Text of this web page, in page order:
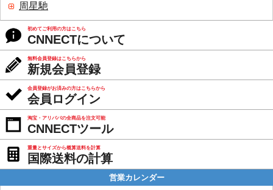
周星馳
初めてご利用の方はこちら
CNNECTについて
無料会員登録はこちらから
新規会員登録
会員登録がお済みの方はこちらから
会員ログイン
淘宝・アリババの全商品を注文可能
CNNECTツール
重量とサイズから概算送料を計算
国際送料の計算
営業カレンダー